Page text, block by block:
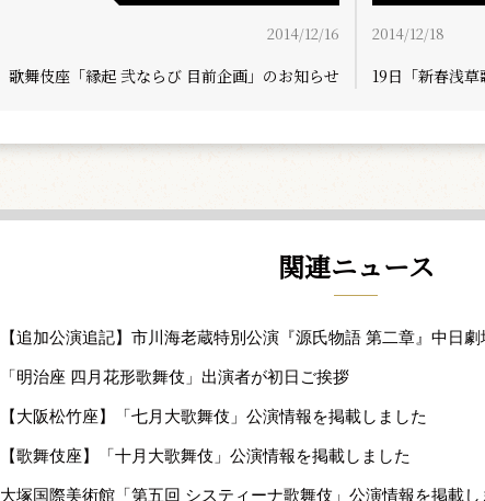
2014/12/16
歌舞伎座「縁起 弐ならび 目前企画」のお知らせ
2014/12/18
19日「新春浅
関連ニュース
【追加公演追記】市川海老蔵特別公演『源氏物語 第二章』中日
「明治座 四月花形歌舞伎」出演者が初日ご挨拶
【大阪松竹座】「七月大歌舞伎」公演情報を掲載しました
【歌舞伎座】「十月大歌舞伎」公演情報を掲載しました
大塚国際美術館「第五回 システィーナ歌舞伎」公演情報を掲載し